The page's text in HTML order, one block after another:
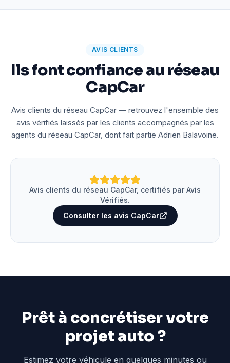
AVIS CLIENTS
Ils font confiance au réseau
CapCar
Avis clients du réseau CapCar — retrouvez l'ensemble des
avis vérifiés laissés par les clients accompagnés par les
agents du réseau CapCar, dont fait partie Adrien Balavoine.
Avis clients du réseau CapCar, certifiés par Avis
Vérifiés.
Consulter les avis CapCar
Prêt à concrétiser votre
projet auto ?
Estimez votre véhicule en quelques minutes ou